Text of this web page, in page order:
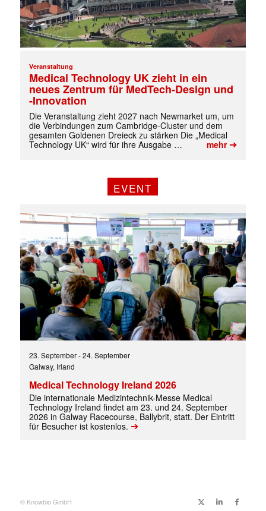
Mit dem |transkript-Newsletter
jede Woche aktuell informiert.
✕
Veranstaltung
Medical Technology UK zieht in ein
neues Zentrum für MedTech-Design und
-Innovation
Die Veranstaltung zieht 2027 nach Newmarket um, um
die Verbindungen zum Cambridge-Cluster und dem
gesamten Goldenen Dreieck zu stärken Die „Medical
Technology UK“ wird für ihre Ausgabe …
mehr➔
EVENT
23. September-24. September
Galway, Irland
Medical Technology Ireland 2026
Die internationale Medizintechnik-Messe Medical
Technology Ireland findet am 23. und 24. September
2026 in Galway Racecourse, Ballybrit, statt. Der Eintritt
für Besucher ist kostenlos. ➔
© Knowbio GmbH